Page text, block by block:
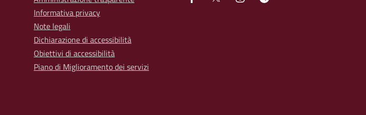
Informativa privacy
Note legali
Dichiarazione di accessibilità
Obiettivi di accessibilità
Piano di Miglioramento dei servizi